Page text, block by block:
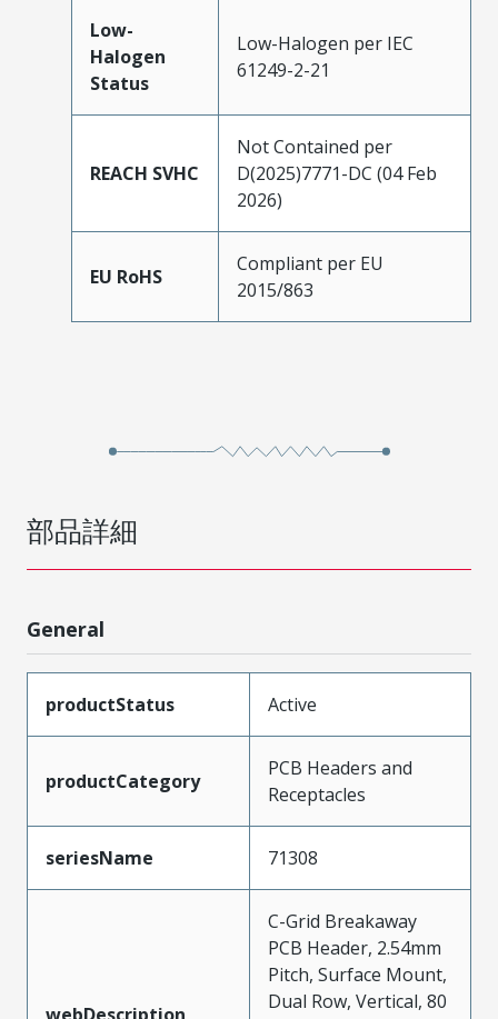
Low-
Halogen
Status
Low-Halogen per IEC
61249-2-21
REACH SVHC
Not Contained per
D(2025)7771-DC (04 Feb
2026)
EU RoHS
Compliant per EU
2015/863
部品詳細
General
productStatus Active
productCategory
PCB Headers and
Receptacles
seriesName 71308
C-Grid Breakaway
PCB Header, 2.54mm
Pitch, Surface Mount,
Dual Row, Vertical, 80